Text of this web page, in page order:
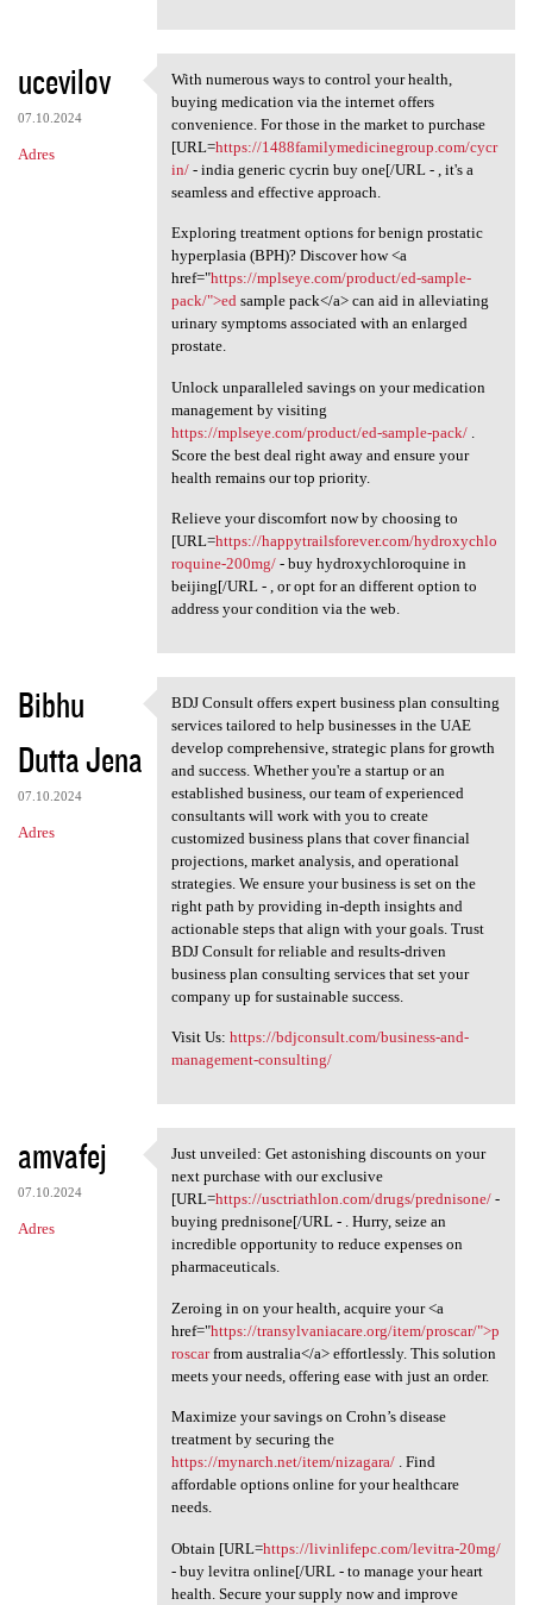
ucevilov
07.10.2024
Adres
With numerous ways to control
With numerous ways to control your health,
buying medication via the internet offers
convenience. For those in the market to purchase
[URL=https://1488familymedicinegroup.com/cycr
in/- india generic cycrin buy one[/URL - , it's a
seamless and effective approach.
Exploring treatment options for benign prostatic
hyperplasia (BPH)? Discover how <a
href="https://mplseye.com/product/ed-sample-
pack/">edsample pack</a> can aid in alleviating
urinary symptoms associated with an enlarged
prostate.
Unlock unparalleled savings on your medication
management by visiting
https://mplseye.com/product/ed-sample-pack/.
Score the best deal right away and ensure your
health remains our top priority.
Relieve your discomfort now by choosing to
[URL=https://happytrailsforever.com/hydroxychlo
roquine-200mg/- buy hydroxychloroquine in
beijing[/URL - , or opt for an different option to
address your condition via the web.
Bibhu
Dutta Jena
07.10.2024
Adres
BDJ Consult offers expert
BDJ Consult offers expert business plan consulting
services tailored to help businesses in the UAE
develop comprehensive, strategic plans for growth
and success. Whether you're a startup or an
established business, our team of experienced
consultants will work with you to create
customized business plans that cover financial
projections, market analysis, and operational
strategies. We ensure your business is set on the
right path by providing in-depth insights and
actionable steps that align with your goals. Trust
BDJ Consult for reliable and results-driven
business plan consulting services that set your
company up for sustainable success.
Visit Us: https://bdjconsult.com/business-and-
management-consulting/
amvafej
07.10.2024
Adres
Just unveiled: Get
Just unveiled: Get astonishing discounts on your
next purchase with our exclusive
[URL=https://usctriathlon.com/drugs/prednisone/-
buying prednisone[/URL - . Hurry, seize an
incredible opportunity to reduce expenses on
pharmaceuticals.
Zeroing in on your health, acquire your <a
href="https://transylvaniacare.org/item/proscar/">p
roscarfrom australia</a> effortlessly. This solution
meets your needs, offering ease with just an order.
Maximize your savings on Crohn’s disease
treatment by securing the
https://mynarch.net/item/nizagara/. Find
affordable options online for your healthcare
needs.
Obtain [URL=https://livinlifepc.com/levitra-20mg/
- buy levitra online[/URL - to manage your heart
health. Secure your supply now and improve